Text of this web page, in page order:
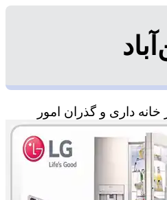
داری و گذران امور